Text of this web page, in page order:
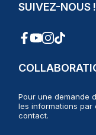
SUIVEZ-NOUS !
Pour une demande
les informations par
contact.